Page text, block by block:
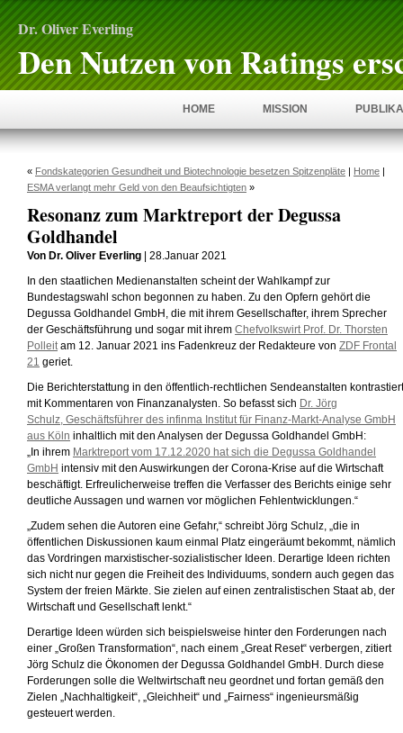
Dr. Oliver Everling
Den Nutzen von Ratings
HOME MISSION
« Fondskategorien Gesundheit und Biotechnologie besetzen Spitzenpläte | Home |
ESMA verlangt mehr Geld von den Beaufsichtigten »
Resonanz zum Marktreport der Degussa
Goldhandel
Von Dr. Oliver Everling | 28.Januar 2021
In den staatlichen Medienanstalten scheint der Wahlkampf zur
Bundestagswahl schon begonnen zu haben. Zu den Opfern gehört die
Degussa Goldhandel GmbH, die mit ihrem Gesellschafter, ihrem Sprecher
der Geschäftsführung und sogar mit ihrem Chefvolkswirt Prof. Dr. Thorsten
Polleit am 12. Januar 2021 ins Fadenkreuz der Redakteure von ZDF Frontal
21 geriet.
Die Berichterstattung in den öffentlich-rechtlichen Sendeanstalten kontrastiert
mit Kommentaren von Finanzanalysten. So befasst sich Dr. Jörg
Schulz, Geschäftsführer des infinma Institut für Finanz-Markt-Analyse GmbH
aus Köln inhaltlich mit den Analysen der Degussa Goldhandel GmbH:
„In ihrem Marktreport vom 17.12.2020 hat sich die Degussa Goldhandel
GmbH intensiv mit den Auswirkungen der Corona-Krise auf die Wirtschaft
beschäftigt. Erfreulicherweise treffen die Verfasser des Berichts einige sehr
deutliche Aussagen und warnen vor möglichen Fehlentwicklungen.“
„Zudem sehen die Autoren eine Gefahr,“ schreibt Jörg Schulz, „die in
öffentlichen Diskussionen kaum einmal Platz eingeräumt bekommt, nämlich
das Vordringen marxistischer-sozialistischer Ideen. Derartige Ideen richten
sich nicht nur gegen die Freiheit des Individuums, sondern auch gegen das
System der freien Märkte. Sie zielen auf einen zentralistischen Staat ab, der
Wirtschaft und Gesellschaft lenkt.“
Derartige Ideen würden sich beispielsweise hinter den Forderungen nach
einer „Großen Transformation“, nach einem „Great Reset“ verbergen, zitiert
Jörg Schulz die Ökonomen der Degussa Goldhandel GmbH. Durch diese
Forderungen solle die Weltwirtschaft neu geordnet und fortan gemäß den
Zielen „Nachhaltigkeit“, „Gleichheit“ und „Fairness“ ingenieursmäßig
gesteuert werden.